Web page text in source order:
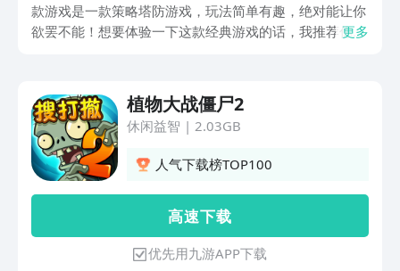
款游戏是一款策略塔防游戏，玩法简单有趣，绝对能让你
欲罢不能！想要体验一下这款经典游戏的话，我推荐你去
斗和冒险，通过不同的关卡挑战和解谜，感受到无穷的乐
趣。游戏画面精致，音效逼真，让你仿佛置身于一个植物
和僵尸的世界中。快来下载《植物大战僵尸2》吧，和你
的小伙伴一起组建最强大的植物防线，保卫家园，展现你
的策略和智慧！
更多
植物大战僵尸2
休闲益智 | 2.03GB
人气下载榜TOP100
高 速 下 载
优先用九游APP下载